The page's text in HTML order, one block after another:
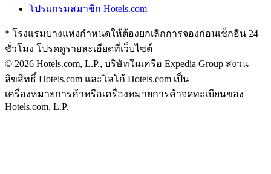
โปรแกรมสมาชิก Hotels.com
* โรงแรมบางแห่งกำหนดให้ต้องยกเลิกการจองก่อนเช็กอิน 24
ชั่วโมง โปรดดูรายละเอียดที่เว็บไซต์
© 2026 Hotels.com, L.P., บริษัทในเครือ Expedia Group สงวน
ลิขสิทธิ์ Hotels.com และโลโก้ Hotels.com เป็น
เครื่องหมายการค้าหรือเครื่องหมายการค้าจดทะเบียนของ
Hotels.com, L.P.